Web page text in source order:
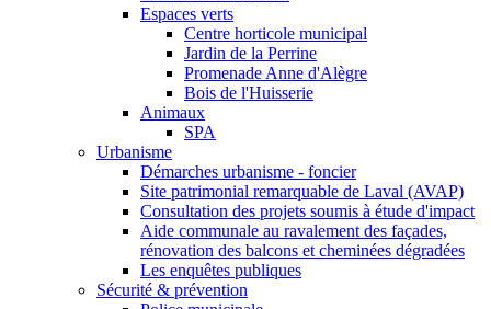
Espaces verts
Centre horticole municipal
Jardin de la Perrine
Promenade Anne d'Alègre
Bois de l'Huisserie
Animaux
SPA
Urbanisme
Démarches urbanisme - foncier
Site patrimonial remarquable de Laval (AVAP)
Consultation des projets soumis à étude d'impact
Aide communale au ravalement des façades,
rénovation des balcons et cheminées dégradées
Les enquêtes publiques
Sécurité & prévention